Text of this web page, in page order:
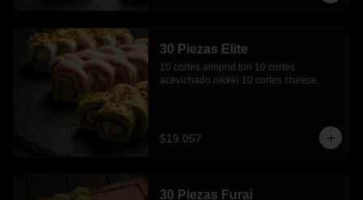
30 Piezas Elite
10 cortes almond tori 10 cortes
acevichado nikkei 10 cortes cheese.
$19.057
30 Piezas Furai